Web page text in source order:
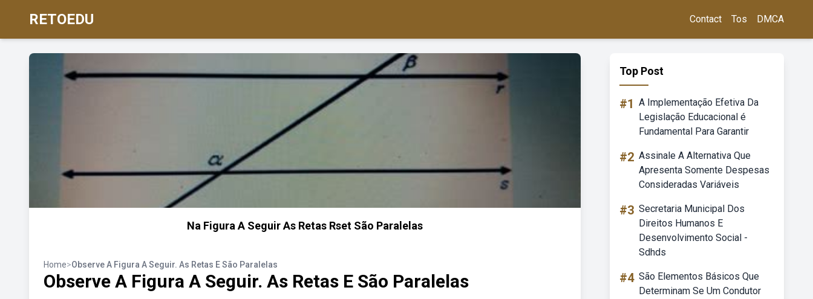
RETOEDU Contact Tos DMCA
Na Figura A Seguir As Retas Rset São Paralelas
Home>Observe A Figura A Seguir. As Retas E São Paralelas
Observe A Figura A Seguir. As Retas E São Paralelas
Top Post
#1 A Implementação Efetiva Da
Legislação Educacional é
Fundamental Para Garantir
#2 Assinale A Alternativa Que
Apresenta Somente Despesas
Consideradas Variáveis
#3 Secretaria Municipal Dos
Direitos Humanos E
Desenvolvimento Social -
Sdhds
#4 São Elementos Básicos Que
Determinam Se Um Condutor